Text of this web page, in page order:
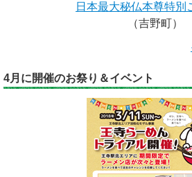
日本最大秘仏本尊特別
（吉野町）
4月に開催のお祭り＆イベント